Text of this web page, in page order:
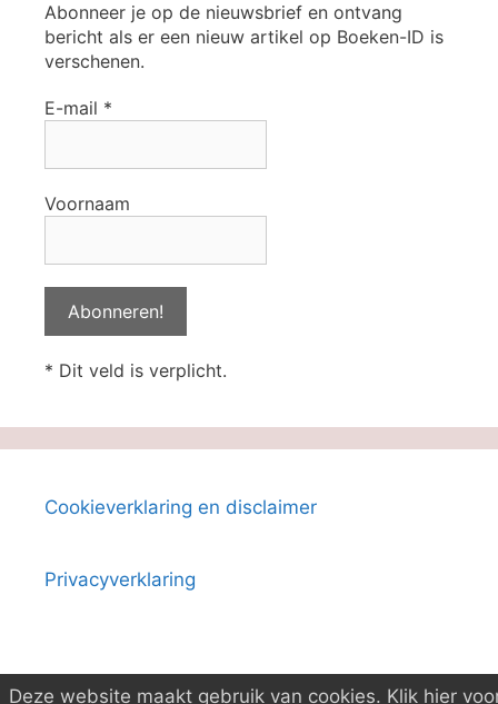
Abonneer je op de nieuwsbrief en ontvang
bericht als er een nieuw artikel op Boeken-ID is
verschenen.
E-mail *
Voornaam
* Dit veld is verplicht.
Cookieverklaring en disclaimer
Privacyverklaring
Deze website maakt gebruik van cookies. Klik hier